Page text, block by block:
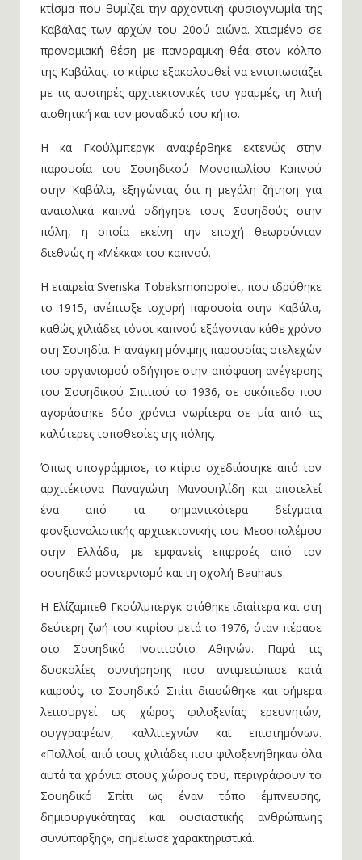
κτίσμα που θυμίζει την αρχοντική φυσιογνωμία της
Καβάλας των αρχών του 20ού αιώνα. Χτισμένο σε
προνομιακή θέση με πανοραμική θέα στον κόλπο
της Καβάλας, το κτίριο εξακολουθεί να εντυπωσιάζει
με τις αυστηρές αρχιτεκτονικές του γραμμές, τη λιτή
αισθητική και τον μοναδικό του κήπο.
Η κα Γκούλμπεργκ αναφέρθηκε εκτενώς στην
παρουσία του Σουηδικού Μονοπωλίου Καπνού
στην Καβάλα, εξηγώντας ότι η μεγάλη ζήτηση για
ανατολικά καπνά οδήγησε τους Σουηδούς στην
πόλη, η οποία εκείνη την εποχή θεωρούνταν
διεθνώς η «Μέκκα» του καπνού.
Η εταιρεία Svenska Tobaksmonopolet, που ιδρύθηκε
το 1915, ανέπτυξε ισχυρή παρουσία στην Καβάλα,
καθώς χιλιάδες τόνοι καπνού εξάγονταν κάθε χρόνο
στη Σουηδία. Η ανάγκη μόνιμης παρουσίας στελεχών
του οργανισμού οδήγησε στην απόφαση ανέγερσης
του Σουηδικού Σπιτιού το 1936, σε οικόπεδο που
αγοράστηκε δύο χρόνια νωρίτερα σε μία από τις
καλύτερες τοποθεσίες της πόλης.
Όπως υπογράμμισε, το κτίριο σχεδιάστηκε από τον
αρχιτέκτονα Παναγιώτη Μανουηλίδη και αποτελεί
ένα από τα σημαντικότερα δείγματα
φονξιοναλιστικής αρχιτεκτονικής του Μεσοπολέμου
στην Ελλάδα, με εμφανείς επιρροές από τον
σουηδικό μοντερνισμό και τη σχολή Bauhaus.
Η Ελίζαμπεθ Γκούλμπεργκ στάθηκε ιδιαίτερα και στη
δεύτερη ζωή του κτιρίου μετά το 1976, όταν πέρασε
στο Σουηδικό Ινστιτούτο Αθηνών. Παρά τις
δυσκολίες συντήρησης που αντιμετώπισε κατά
καιρούς, το Σουηδικό Σπίτι διασώθηκε και σήμερα
λειτουργεί ως χώρος φιλοξενίας ερευνητών,
συγγραφέων, καλλιτεχνών και επιστημόνων.
«Πολλοί, από τους χιλιάδες που φιλοξενήθηκαν όλα
αυτά τα χρόνια στους χώρους του, περιγράφουν το
Σουηδικό Σπίτι ως έναν τόπο έμπνευσης,
δημιουργικότητας και ουσιαστικής ανθρώπινης
συνύπαρξης», σημείωσε χαρακτηριστικά.